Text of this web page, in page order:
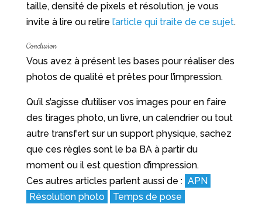
taille, densité de pixels et résolution, je vous
invite à lire ou relire l’article qui traite de ce sujet.
Conclusion
Vous avez à présent les bases pour réaliser des
photos de qualité et prêtes pour l’impression.
Qu’il s’agisse d’utiliser vos images pour en faire
des tirages photo, un livre, un calendrier ou tout
autre transfert sur un support physique, sachez
que ces règles sont le ba BA à partir du
moment ou il est question d’impression.
Ces autres articles parlent aussi de : APN
Résolution photo
Temps de pose